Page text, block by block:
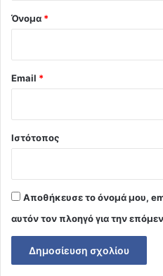
Όνομα *
Email *
Ιστότοπος
Αποθήκευσε το όνομά μου,
αυτόν τον πλοηγό για την